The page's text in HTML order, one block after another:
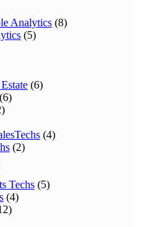
Analytics (8)
(5)
(6)
(6)
(4)
(2)
Techs (5)
(4)